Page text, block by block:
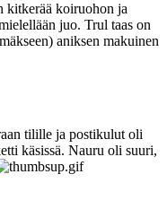
kitkerää koiruohon ja
juo. Trul taas on
aniksen makuinen
tilille ja postikulut oli
käsissä. Nauru oli suuri,